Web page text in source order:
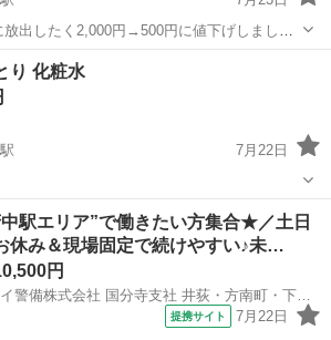
出したく2,000円→500円に値下げしまし
いましたらご連絡ください☺️※ 新品未使
ワイトニング ザ・ジェリー ６０g」で
...
窪駅 コスメ/ヘルスケア
り 化粧水
7月22日
町駅 コスメ/ヘルスケア 化粧水
中駅エリア”で働きたい方集合★／土日
休み＆現場固定で続けやすい♪未…
円
シンテイ警備株式会社 国分寺支社 井荻・方南町・下井草(33)エリア/A3203200124
提携サイト 7月22日